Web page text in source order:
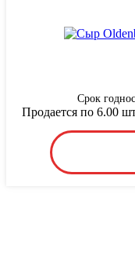
Срок
Продается по 6.00